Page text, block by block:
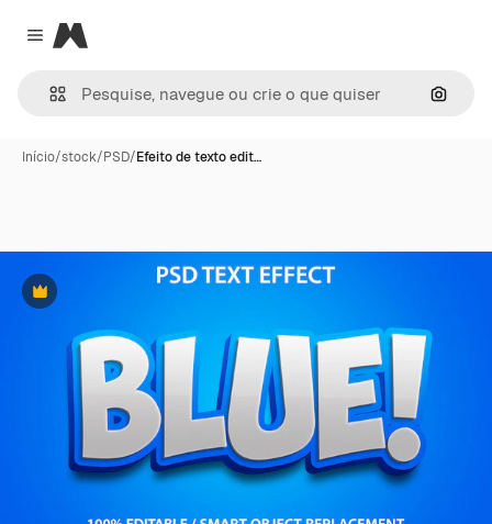
Close menu
Magnific
Início/stock/PSD/Efeito de texto edit…
Premium